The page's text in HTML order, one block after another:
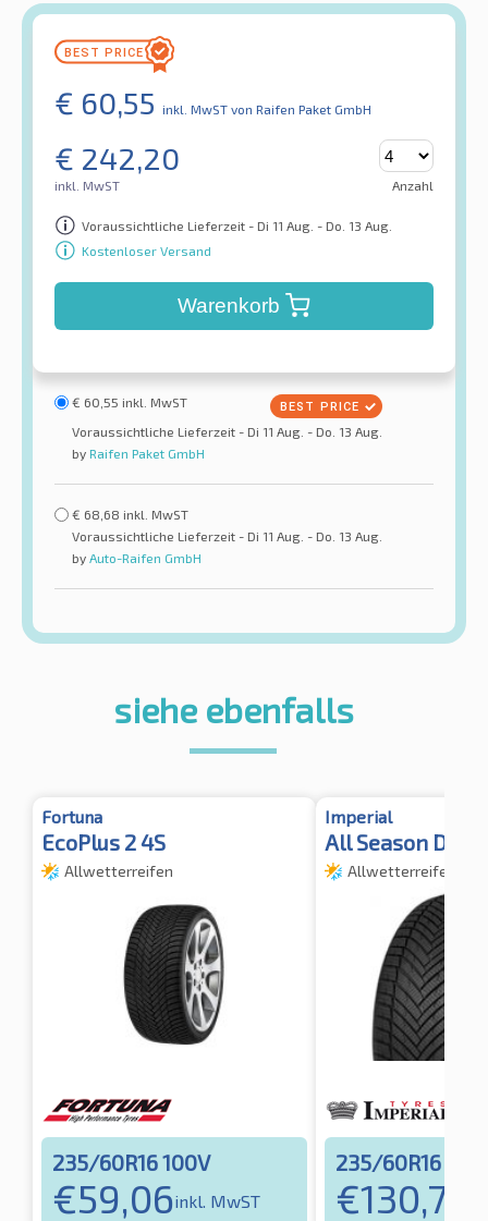
€ 60,55 inkl. MwST von Raifen Paket GmbH
€ 242,20
inkl. MwST Anzahl
Voraussichtliche Lieferzeit - Di 11 Aug. - Do. 13 Aug.
Kostenloser Versand
Warenkorb
€ 60,55 inkl. MwST
Voraussichtliche Lieferzeit - Di 11 Aug. - Do. 13 Aug.
by Raifen Paket GmbH
€ 68,68 inkl. MwST
Voraussichtliche Lieferzeit - Di 11 Aug. - Do. 13 Aug.
by Auto-Raifen GmbH
siehe ebenfalls
Fortuna
EcoPlus 2 4S
Allwetterreifen
235/60R16 100V
€59,06inkl. MwST
Imperial
All Season
Allwetterreifen
235/60R16
€130,79